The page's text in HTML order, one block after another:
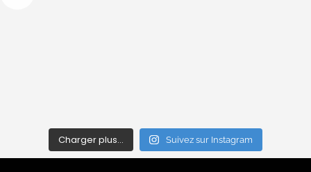
Charger plus… Suivez sur Instagram